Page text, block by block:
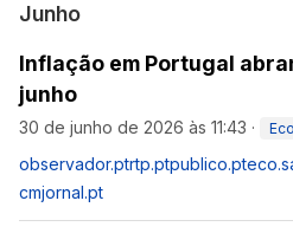
Junho
Inflação em Portugal
junho
30 de junho de 2026 às 11:43 ·
observador.ptrtp.ptpublico.pt
cmjornal.pt